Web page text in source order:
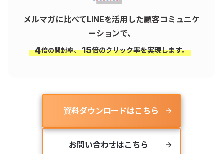
メルマガに比べてLINEを活用した顧客コミュニケ
ーションで、
4倍の開封率、15倍のクリック率を実現します。
資料ダウンロードはこちら arrow_forward
お問い合わせはこちら arrow_forward